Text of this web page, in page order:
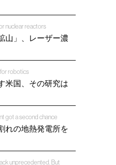
nuclear reactors
山」、レーザー濃
robotics
米国、その研究は
got a second chance
の地熱発電所を
unprecedented. But